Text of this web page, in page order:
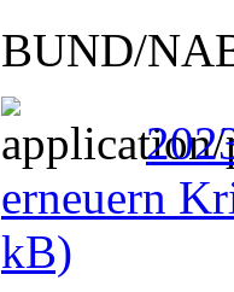
BUND/
erneuern
kB)